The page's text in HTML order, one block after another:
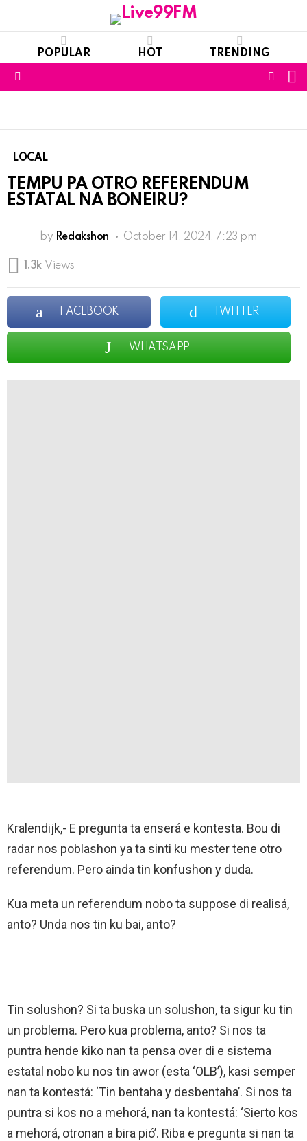
POPULAR HOT TRENDING
LOCAL
TEMPU PA OTRO REFERENDUM
ESTATAL NA BONEIRU?
by Redakshon October 14, 2024, 7:23 pm
1.3k Views
FACEBOOK TWITTER
WHATSAPP
Kralendijk,- E pregunta ta enserá e kontesta. Bou di
radar nos poblashon ya ta sinti ku mester tene otro
referendum. Pero ainda tin konfushon y duda.
Kua meta un referendum nobo ta suppose di realisá,
anto? Unda nos tin ku bai, anto?
Tin solushon? Si ta buska un solushon, ta sigur ku tin
un problema. Pero kua problema, anto? Si nos ta
puntra hende kiko nan ta pensa over di e sistema
estatal nobo ku nos tin awor (esta ‘OLB’), kasi semper
nan ta kontestá: ‘Tin bentaha y desbentaha’. Si nos ta
puntra si kos no a mehorá, nan ta kontestá: ‘Sierto kos
a mehorá, otronan a bira pió’. Riba e pregunta si nan ta